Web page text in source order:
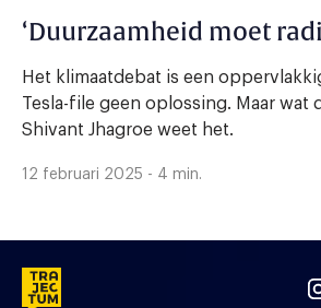
‘Duurzaamheid moet
Het klimaatdebat is een
Tesla-file geen oplossing. Maar wat
Shivant Jhagroe weet het.
12 februari 2025 - 4 min.